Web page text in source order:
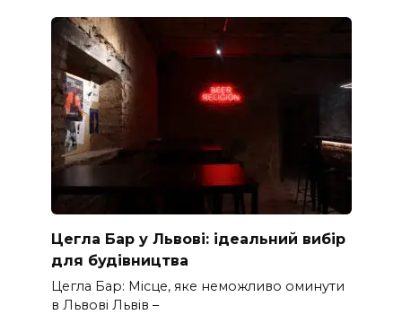
Цегла Бар у Львові: ідеальний вибір
для будівництва
Цегла Бар: Місце, яке неможливо оминути
в Львові Львів –